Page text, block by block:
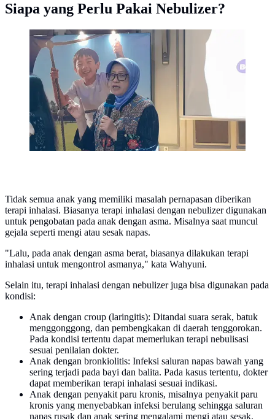
Siapa yang Perlu Pakai Nebulizer?
Dokter spesialis anak subspesialis respirologi, Wahyuni
Indawati bicara tentang penggunaan terapi inhalasi
dengan nebulizer.
Tidak semua anak yang memiliki masalah pernapasan diberikan
terapi inhalasi. Biasanya terapi inhalasi dengan nebulizer digunakan
untuk pengobatan pada anak dengan asma. Misalnya saat muncul
gejala seperti mengi atau sesak napas.
"Lalu, pada anak dengan asma berat, biasanya dilakukan terapi
inhalasi untuk mengontrol asmanya," kata Wahyuni.
Selain itu, terapi inhalasi dengan nebulizer juga bisa digunakan pada
kondisi:
Anak dengan croup (laringitis): Ditandai suara serak, batuk
menggonggong, dan pembengkakan di daerah tenggorokan.
Pada kondisi tertentu dapat memerlukan terapi nebulisasi
sesuai penilaian dokter.
Anak dengan bronkiolitis: Infeksi saluran napas bawah yang
sering terjadi pada bayi dan balita. Pada kasus tertentu, dokter
dapat memberikan terapi inhalasi sesuai indikasi.
Anak dengan penyakit paru kronis, misalnya penyakit paru
kronis yang menyebabkan infeksi berulang sehingga saluran
napas rusak dan anak sering mengalami mengi atau sesak.